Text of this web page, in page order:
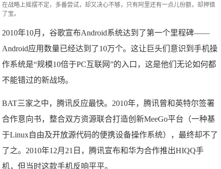
在战略上摇摆不定，多番尝试，却又决心不够，只有阿里还有一点儿份额，却押错
了宝。
2010年10月，谷歌宣布Android系统达到了第一个里程碑——
Android应用数量已经达到了10万个。这让巨头们意识到手机操
作系统是“规模10倍于PC互联网”的入口，这是他们无论如何都
不能错过的新战场。
BAT三家之中，腾讯反应最快。2010年，腾讯曾和英特尔签署
合作意向书，整合双方资源联合打造创新MeeGo平台（一种基
于Linux自由及开放源代码的便携设备操作系统），最终却不了
了之。2010年12月21日，腾讯宣布和华为合作推出HIQQ手
机，但当时这款手机反响平平。